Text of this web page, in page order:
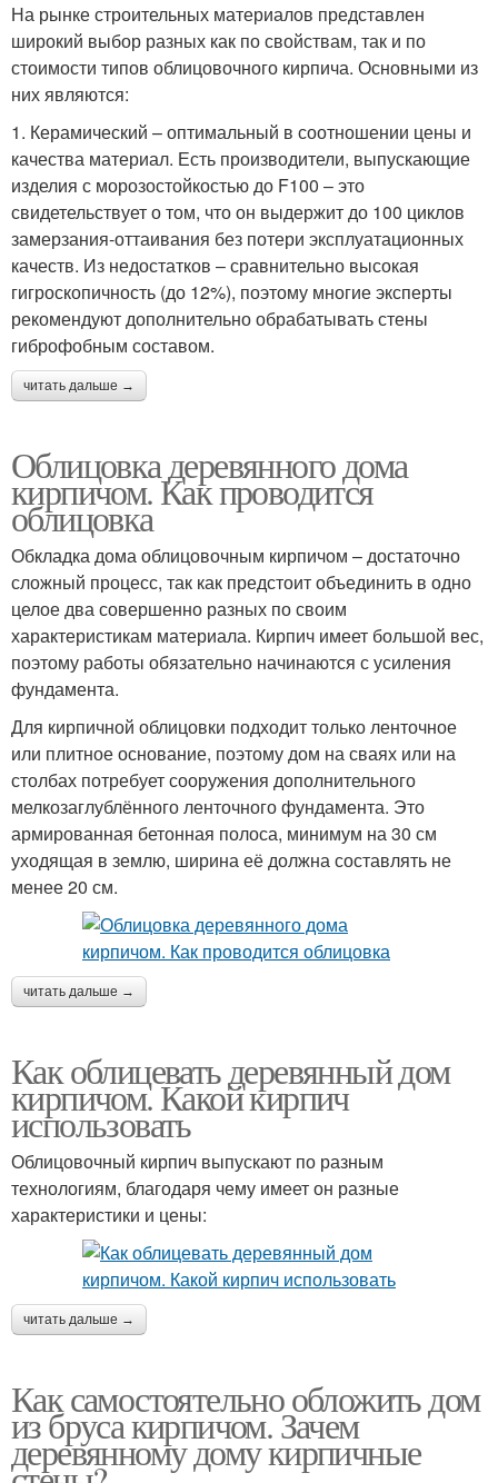
На рынке строительных материалов представлен
широкий выбор разных как по свойствам, так и по
стоимости типов облицовочного кирпича. Основными из
них являются:
1. Керамический – оптимальный в соотношении цены и
качества материал. Есть производители, выпускающие
изделия с морозостойкостью до F100 – это
свидетельствует о том, что он выдержит до 100 циклов
замерзания-оттаивания без потери эксплуатационных
качеств. Из недостатков – сравнительно высокая
гигроскопичность (до 12%), поэтому многие эксперты
рекомендуют дополнительно обрабатывать стены
гиброфобным составом.
читать дальше →
Облицовка деревянного дома
кирпичом. Как проводится
облицовка
Обкладка дома облицовочным кирпичом – достаточно
сложный процесс, так как предстоит объединить в одно
целое два совершенно разных по своим
характеристикам материала. Кирпич имеет большой вес,
поэтому работы обязательно начинаются с усиления
фундамента.
Для кирпичной облицовки подходит только ленточное
или плитное основание, поэтому дом на сваях или на
столбах потребует сооружения дополнительного
мелкозаглублённого ленточного фундамента. Это
армированная бетонная полоса, минимум на 30 см
уходящая в землю, ширина её должна составлять не
менее 20 см.
читать дальше →
Как облицевать деревянный дом
кирпичом. Какой кирпич
использовать
Облицовочный кирпич выпускают по разным
технологиям, благодаря чему имеет он разные
характеристики и цены:
читать дальше →
Как самостоятельно обложить дом
из бруса кирпичом. Зачем
деревянному дому кирпичные